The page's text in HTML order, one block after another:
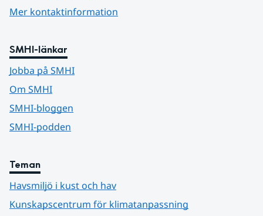
Mer kontaktinformation
SMHI-länkar
Jobba på SMHI
Om SMHI
SMHI-bloggen
SMHI-podden
Teman
Havsmiljö i kust och hav
Kunskapscentrum för klimatanpassning